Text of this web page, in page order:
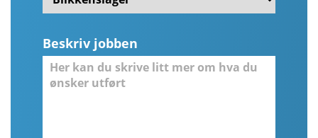
Beskriv jobben